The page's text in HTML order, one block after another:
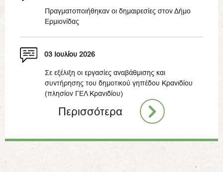
Πραγματοποιήθηκαν οι δημαιρεσίες στον Δήμο
Ερμιονίδας
03 Ιουλίου 2026
Σε εξέλιξη οι εργασίες αναβάθμισης και
συντήρησης του δημοτικού γηπέδου Κρανιδίου
(πλησίον ΓΕΛ Κρανιδίου)
Περισσότερα